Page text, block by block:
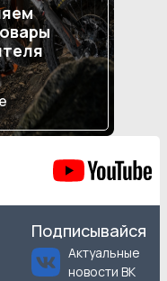
Подписывайся
Актуальные
новости ВК